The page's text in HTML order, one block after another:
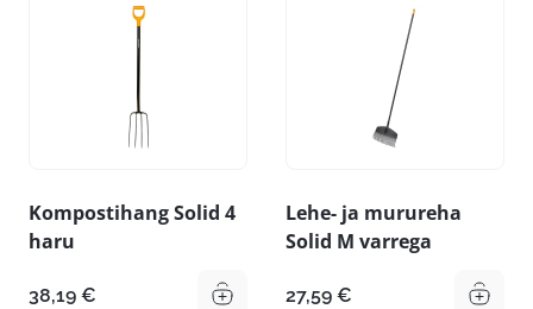
Kompostihang Solid 4
haru
38,19 €
Lehe- ja murureha
Solid M varrega
27,59 €